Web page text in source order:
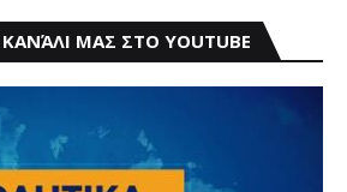
ΜΑΣ ΣΤΟ YOUTUBE